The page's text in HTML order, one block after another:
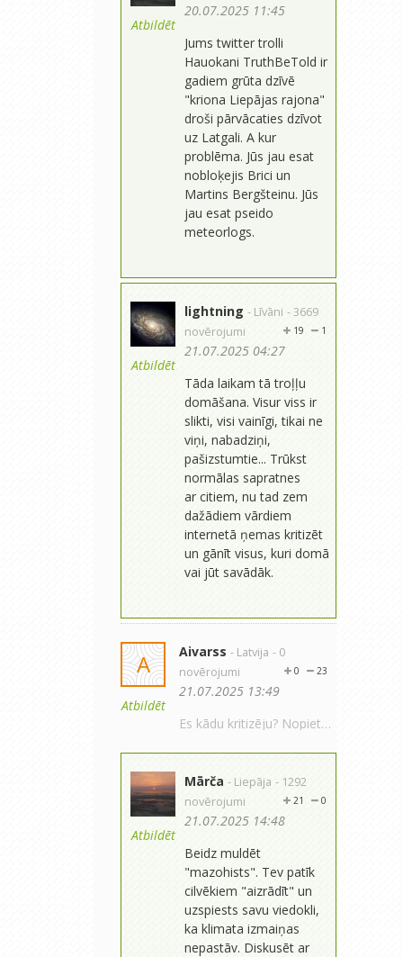
Atbildēt
20.07.2025 11:45
Jums twitter trolli
Hauokani TruthBeTold ir
gadiem grūta dzīvē
"kriona Liepājas rajona"
droši pārvācaties dzīvot
uz Latgali. A kur
problēma. Jūs jau esat
nobloķejis Brici un
Martins Bergšteinu. Jūs
jau esat pseido
meteorlogs.
Atbildēt
lightning - Līvāni - 3669
novērojumi
1
19
21.07.2025 04:27
Tāda laikam tā troļļu
domāšana. Visur viss ir
slikti, visi vainīgi, tikai ne
viņi, nabadziņi,
pašizstumtie... Trūkst
normālas sapratnes
ar citiem, nu tad zem
dažādiem vārdiem
internetā ņemas kritizēt
un gānīt visus, kuri domā
vai jūt savādāk.
A
Atbildēt
Aivarss - Latvija - 0
novērojumi
23
0
21.07.2025 13:49
Es kādu kritizēju? Nopietni? Par sevi izteicos ne vairāk kā tu par saviem plūdiem. Paši pacēlāt tēmu, kāpēc šeit neviens jauniņais neraksta. Tak jābūt neglābjamam mazohistam, lai šeit rakstītu.
Atbildēt
Mārča - Liepāja - 1292
novērojumi
0
21
21.07.2025 14:48
Beidz muldēt
"mazohists". Tev patīk
cilvēkiem "aizrādīt" un
uzspiests savu viedokli,
ka klimata izmaiņas
nepastāv. Diskusēt ar